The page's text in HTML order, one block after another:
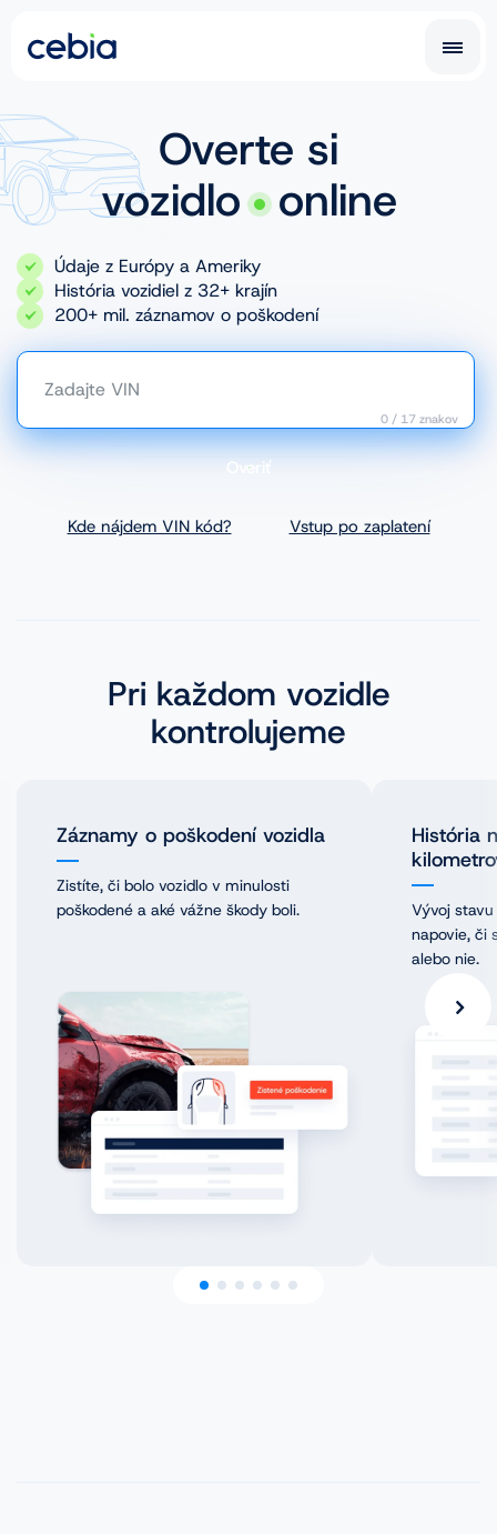
IT
NL
Car History Report
Časté dopyty
Overte si
vozidlo
online
Údaje z Európy a Ameriky
História vozidiel z 32+ krajín
200+ mil. záznamov o poškodení
Zadajte VIN
0 / 17 znakov
Overiť
Kde nájdem VIN kód? Vstup po zaplatení
Pri každom vozidle
kontrolujeme
Záznamy o poškodení vozidla
Zistíte, či bolo vozidlo v minulosti
poškodené a aké vážne škody boli.
História
Vývoj
napovie, či
alebo nie.